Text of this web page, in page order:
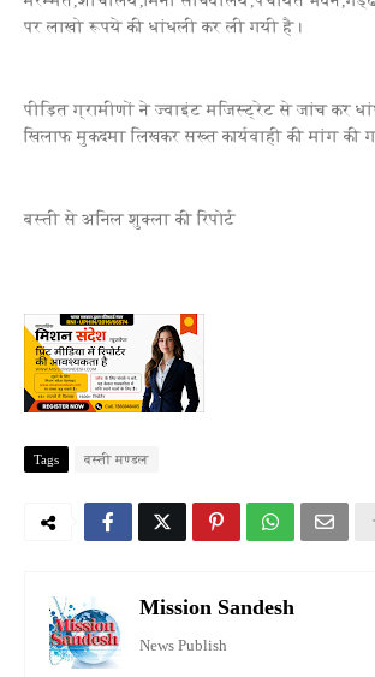
पर लाखो रूपये की धांधली कर ली गयी है।
पीड़ित ग्रामीणों ने ज्वाइंट मजिस्ट्रेट से जांच कर
खिलाफ मुकदमा लिखकर सख्त कार्यवाही की मांग की
बस्ती से अनिल शुक्ला की रिपोर्ट
Tags बस्ती मण्डल
Mission Sandesh
News Publish